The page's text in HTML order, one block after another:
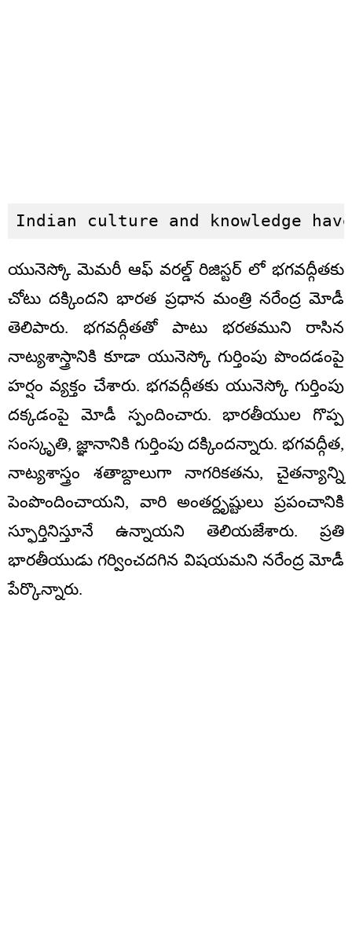
Indian culture and knowledge
యునెస్కో మెమరీ ఆఫ్ వరల్డ్ రిజిస్టర్ లో భగవద్గీతకు
చోటు దక్కిందని భారత ప్రధాన మంత్రి నరేంద్ర మోడీ
తెలిపారు. భగవద్గీతతో పాటు భరతముని రాసిన
నాట్యశాస్త్రానికి కూడా యునెస్కో గుర్తింపు పొందడంపై
హర్షం వ్యక్తం చేశారు. భగవద్గీతకు యునెస్కో గుర్తింపు
దక్కడంపై మోడీ స్పందించారు. భారతీయుల గొప్ప
సంస్కృతి, జ్ఞానానికి గుర్తింపు దక్కిందన్నారు. భగవద్గీత,
నాట్యశాస్త్రం శతాబ్దాలుగా నాగరికతను, చైతన్యాన్ని
పెంపొందించాయని, వారి అంతర్దృష్టులు ప్రపంచానికి
స్ఫూర్తినిస్తూనే ఉన్నాయని తెలియజేశారు. ప్రతి
భారతీయుడు గర్వించదగిన విషయమని నరేంద్ర మోడీ
పేర్కొన్నారు.